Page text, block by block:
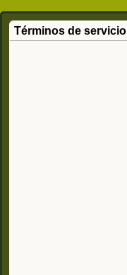
Términos de servicio